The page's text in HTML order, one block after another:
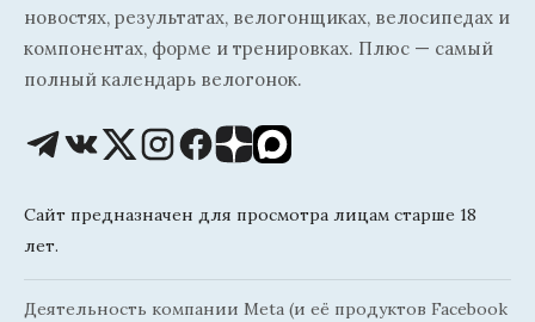
новостях, результатах, велогонщиках, велосипедах и
компонентах, форме и тренировках. Плюс — самый
полный календарь велогонок.
Сайт предназначен для просмотра лицам старше 18
лет.
Деятельность компании Meta (и её продуктов Facebook